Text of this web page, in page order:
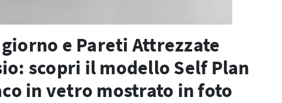
e Pareti Attrezzate
scopri il modello Self Plan
in vetro mostrato in foto